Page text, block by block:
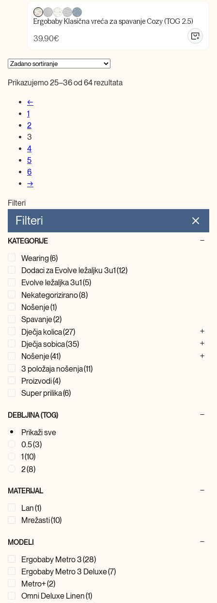
Ergobaby Klasična vreća za spavanje Cozy (TOG 2.5)
39,90€
Prikazujemo 25–36 od 64 rezultata
←
1
2
3
4
5
6
→
Filteri
Filteri
KATEGORIJE
Wearing(6)
Dodaci za Evolve ležaljku 3u1(12)
Evolve ležaljka 3u1 (5)
Nekategorizirano(8)
Nošenje(1)
Spavanje(2)
Dječja kolica(27)
Dječja sobica(35)
Nošenje(41)
3 položaja nošenja(11)
Proizvodi(4)
Super prilika(6)
DEBLJINA (TOG)
Prikaži sve
0.5(3)
1 (10)
2(8)
MATERIJAL
Lan(1)
Mrežasti(10)
MODELI
Ergobaby Metro 3(28)
Ergobaby Metro 3 Deluxe(7)
Metro+(2)
Omni Deluxe Linen(1)